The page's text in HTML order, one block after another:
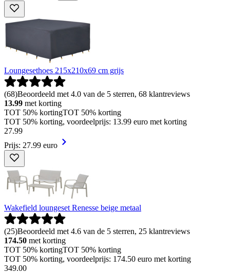
Loungesethoes 215x210x69 cm grijs
(68)Beoordeeld met 4.0 van de 5 sterren, 68 klantreviews
13.99 met korting
TOT 50% kortingTOT 50% korting
TOT 50% korting, voordeelprijs: 13.99 euro met korting
27.99
Prijs: 27.99 euro
Wakefield loungeset Renesse beige metaal
(25)Beoordeeld met 4.6 van de 5 sterren, 25 klantreviews
174.50 met korting
TOT 50% kortingTOT 50% korting
TOT 50% korting, voordeelprijs: 174.50 euro met korting
349.00